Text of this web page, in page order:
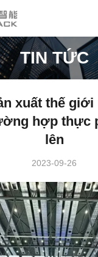
TIN TỨC
xuất thế giới
hợp thực
lên
2023-09-26